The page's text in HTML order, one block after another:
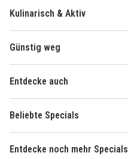
Kulinarisch & Aktiv
Günstig weg
Entdecke auch
Beliebte Specials
Entdecke noch mehr Specials